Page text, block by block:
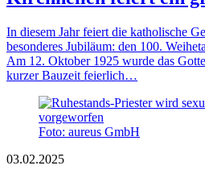
In diesem Jahr feiert die katholische
besonderes Jubiläum: den 100.
Am 12. Oktober 1925 wurde das
kurzer Bauzeit feierlich…
Foto: aureus GmbH
03.02.2025